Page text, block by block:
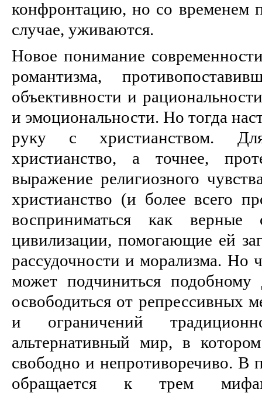
конфронтацию, но со временем
случае, уживаются.
Новое понимание
романтизма,
объективности и
и эмоциональности. Но тогда
руку с христианством.
христианство, а точнее,
выражение религиозного
христианство (и более всего
восприниматься как верные
цивилизации, помогающие ей
рассудочности и морализма. Но
может подчиниться подобному
освободиться от репрессивных
и ограничений
альтернативный мир, в
свободно и непротиворечиво. В
обращается к трем